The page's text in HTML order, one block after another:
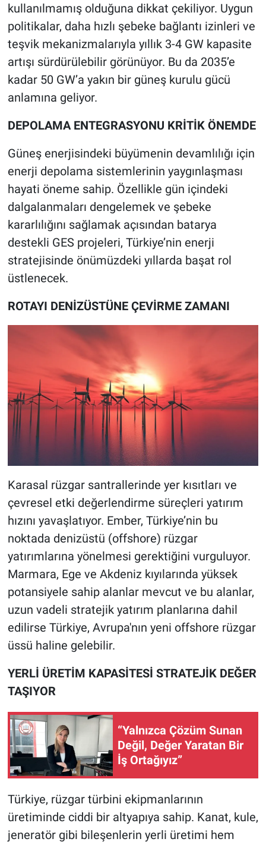
kullanılmamış olduğuna dikkat çekiliyor. Uygun
politikalar, daha hızlı şebeke bağlantı izinleri ve
teşvik mekanizmalarıyla yıllık 3-4 GW kapasite
artışı sürdürülebilir görünüyor. Bu da 2035’e
kadar 50 GW’a yakın bir güneş kurulu gücü
anlamına geliyor.
DEPOLAMA ENTEGRASYONU KRİTİK ÖNEMDE
Güneş enerjisindeki büyümenin devamlılığı için
enerji depolama sistemlerinin yaygınlaşması
hayati öneme sahip. Özellikle gün içindeki
dalgalanmaları dengelemek ve şebeke
kararlılığını sağlamak açısından batarya
destekli GES projeleri, Türkiye’nin enerji
stratejisinde önümüzdeki yıllarda başat rol
üstlenecek.
ROTAYI DENİZÜSTÜNE ÇEVİRME ZAMANI
Karasal rüzgar santrallerinde yer kısıtları ve
çevresel etki değerlendirme süreçleri yatırım
hızını yavaşlatıyor. Ember, Türkiye’nin bu
noktada denizüstü (offshore) rüzgar
yatırımlarına yönelmesi gerektiğini vurguluyor.
Marmara, Ege ve Akdeniz kıyılarında yüksek
potansiyele sahip alanlar mevcut ve bu alanlar,
uzun vadeli stratejik yatırım planlarına dahil
edilirse Türkiye, Avrupa'nın yeni offshore rüzgar
üssü haline gelebilir.
YERLİ ÜRETİM KAPASİTESİ STRATEJİK DEĞER
TAŞIYOR
“Yalnızca Çözüm Sunan
Değil, Değer Yaratan Bir
İş Ortağıyız”
Türkiye, rüzgar türbini ekipmanlarının
üretiminde ciddi bir altyapıya sahip. Kanat, kule,
jeneratör gibi bileşenlerin yerli üretimi hem